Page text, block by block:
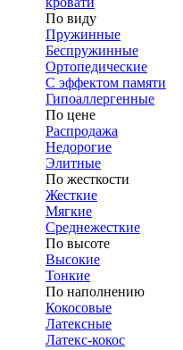
По виду
Пружинные
Беспружинные
Ортопедические
С эффектом памяти
Гипоаллергенные
По цене
Распродажа
Недорогие
Элитные
По жесткости
Жесткие
Мягкие
Среднежесткие
По высоте
Высокие
Тонкие
По наполнению
Кокосовые
Латексные
Латекс-кокос